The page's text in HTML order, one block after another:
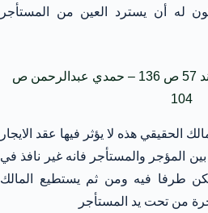
له أن يسترد العين من المستأجر
السنهوري ص 94 ، العطار بند 57 ص 136 – حمدي عبدالرحمن ص
104
الحقيقي هذه لا يؤثر فيها عقد الايجار
المؤجر والمستأجر فانه غير نافذ في
طرفا فيه ومن ثم يستطيع المالك
من تحت يد المستأجر